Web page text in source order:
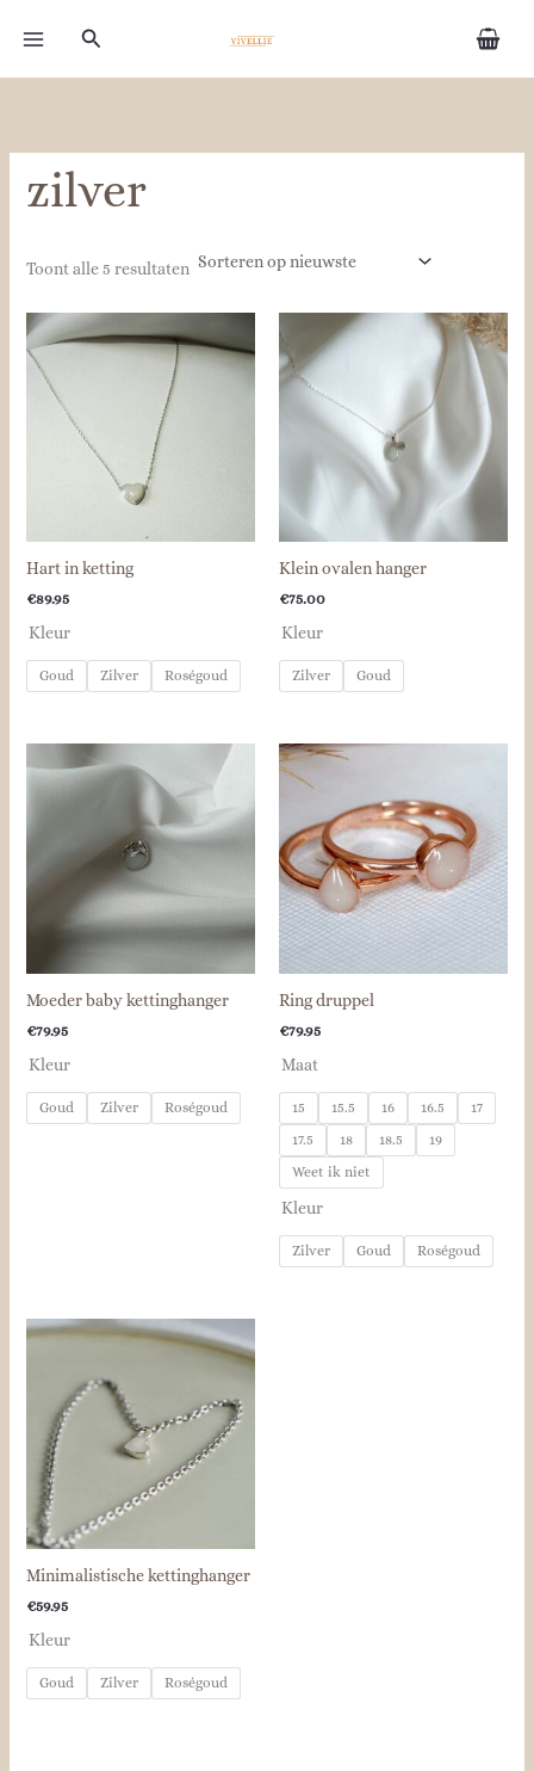
naar
Zoeken
zilver
Toont alle 5 resultaten
nieuwste
Hart in ketting
€89.95
Kleur
Goud Zilver Roségoud
Klein ovalen hanger
€75.00
Kleur
Zilver Goud
Moeder baby kettinghanger
€79.95
Kleur
Goud Zilver Roségoud
Ring druppel
€79.95
Maat
15 15.5 16 16.5
17
17.5
18 18.5
19
Weet ik niet
Kleur
Zilver Goud Roségoud
Minimalistische kettinghanger
€59.95
Kleur
Goud Zilver Roségoud